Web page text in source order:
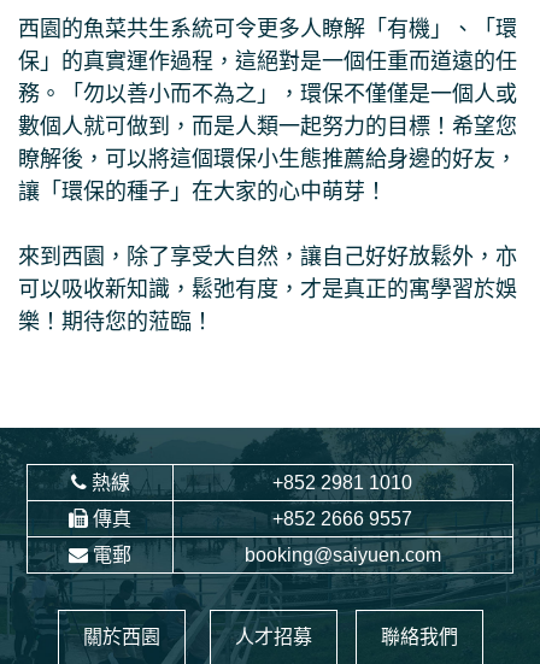
西園的魚菜共生系統可令更多人瞭解「有機」、「環
保」的真實運作過程，這絕對是一個任重而道遠的任
務。「勿以善小而不為之」，環保不僅僅是一個人或
數個人就可做到，而是人類一起努力的目標！希望您
瞭解後，可以將這個環保小生態推薦給身邊的好友，
讓「環保的種子」在大家的心中萌芽！
來到西園，除了享受大自然，讓自己好好放鬆外，亦
可以吸收新知識，鬆弛有度，才是真正的寓學習於娛
樂！期待您的蒞臨！
熱線
+852 2981 1010
傳真
+852 2666 9557
電郵
booking@saiyuen.com
關於西園 人才招募 聯絡我們